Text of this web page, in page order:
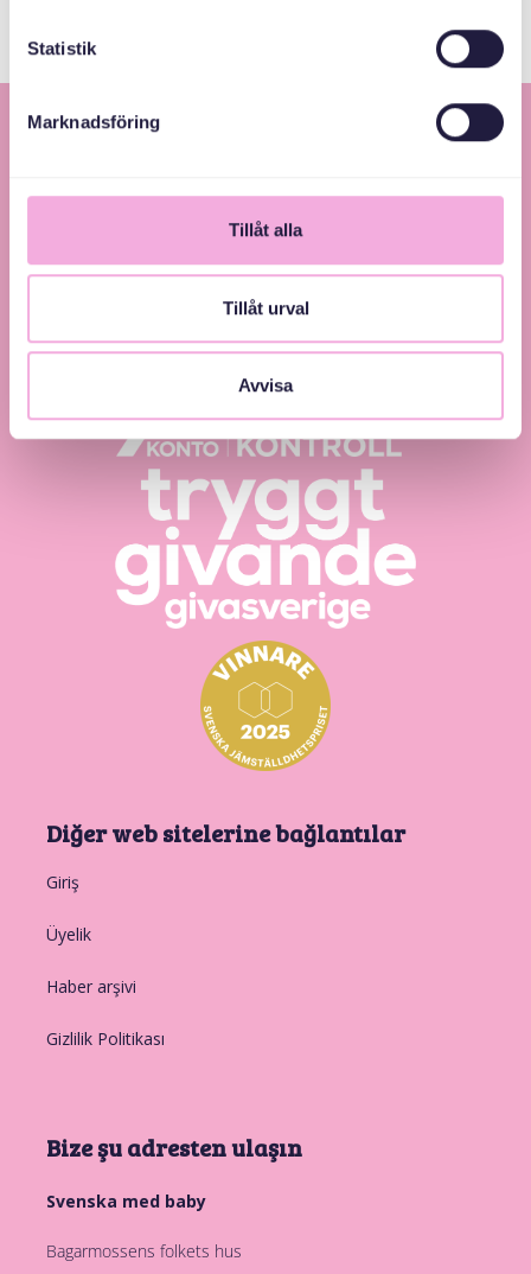
Statistik
Marknadsföring
Tillåt alla
Tillåt urval
Avvisa
Svenska med baby – Föräldraträffar för jämlikhet
Diğer web sitelerine bağlantılar
Giriş
Üyelik
Haber arşivi
Gizlilik Politikası
Bize şu adresten ulaşın
Svenska med baby
Bagarmossens folkets hus